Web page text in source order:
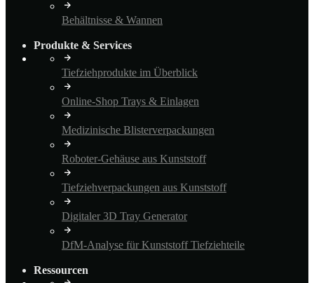
Behältnisse & Wannen
Produkte & Services
Tiefziehprodukte im Überblick
Online-Shop Trays & Einlagen
Medizinische Blisterverpackungen
Roboter-Gehäuse aus Kunststoff
Tiefziehverpackungen aus Kunststoff
Digitaler 3D Tray Generator
DfM-Analyse für Kunststoff Tiefziehteile
Ressourcen